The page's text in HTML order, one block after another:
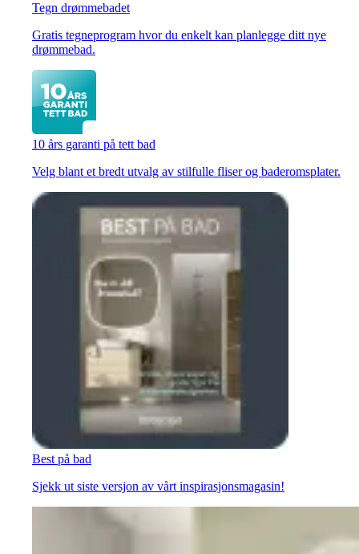
Tegn drømmebadet
Gratis tegneprogram hvor du enkelt kan planlegge ditt nye
drømmebad.
10 års garanti på tett bad
Velg blant et bredt utvalg av stilfulle fliser og baderomsplater.
Best på bad
Sjekk ut siste versjon av vårt inspirasjonsmagasin!